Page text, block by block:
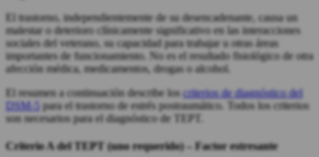
El trastorno, independientemente de su desencadenante, causa un
malestar o deterioro clínicamente significativo en las interacciones
sociales del veterano, su capacidad para trabajar u otras áreas
importantes de funcionamiento. No es el resultado fisiológico de otra
afección médica, medicamentos, drogas o alcohol.
El resumen a continuación describe loscriterios de diagnóstico del
DSM-5
para el trastorno de estrés postraumático. Todos los criterios
son necesarios para el diagnóstico de TEPT.
Criterio A del TEPT (uno requerido) – Factor estresante